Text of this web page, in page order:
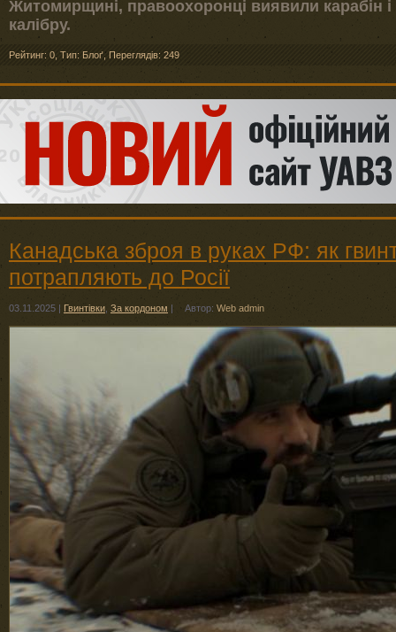
Житомирщині, правоохоронці виявили карабін і
калібру.
Рейтинг: 0 Тип: Блоґ, Переглядів: 249
Канадська зброя в руках РФ: як
потрапляють до Росії
03.11.2025 | Гвинтівки За кордоном | Автор: Web admin